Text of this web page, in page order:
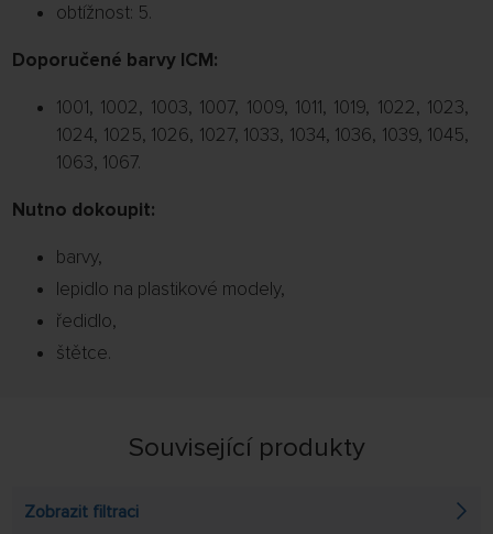
obtížnost: 5.
Doporučené barvy ICM:
1001, 1002, 1003, 1007, 1009, 1011, 1019, 1022, 1023,
1024, 1025, 1026, 1027, 1033, 1034, 1036, 1039, 1045,
1063, 1067.
Nutno dokoupit:
barvy,
lepidlo na plastikové modely,
ředidlo,
štětce.
Související produkty
Zobrazit filtraci